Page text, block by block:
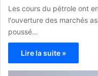
Les cours du pétrole ont
l'ouverture des marchés
poussé…
Lire la suite »